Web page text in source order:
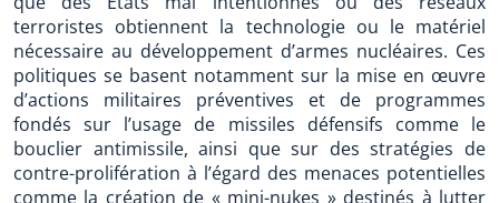
terroristes obtiennent la technologie ou le matériel
nécessaire au développement d’armes nucléaires. Ces
politiques se basent notamment sur la mise en œuvre
d’actions militaires préventives et de programmes
fondés sur l’usage de missiles défensifs comme le
bouclier antimissile, ainsi que sur des stratégies de
contre-prolifération à l’égard des menaces potentielles
comme la création de « mini-nukes » destinés à lutter